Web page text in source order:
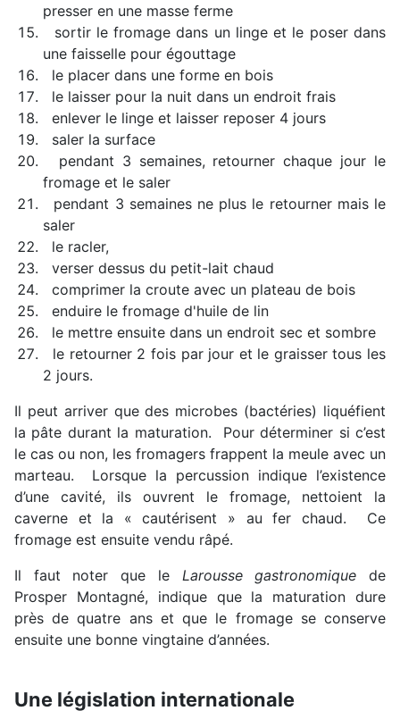
presser en une masse ferme
sortir le fromage dans un linge et le poser dans
une faisselle pour égouttage
le placer dans une forme en bois
le laisser pour la nuit dans un endroit frais
enlever le linge et laisser reposer 4 jours
saler la surface
pendant 3 semaines, retourner chaque jour le
fromage et le saler
pendant 3 semaines ne plus le retourner mais le
saler
le racler,
verser dessus du petit-lait chaud
comprimer la croute avec un plateau de bois
enduire le fromage d'huile de lin
le mettre ensuite dans un endroit sec et sombre
le retourner 2 fois par jour et le graisser tous les
2 jours.
Il peut arriver que des microbes (bactéries) liquéfient
la pâte durant la maturation. Pour déterminer si c’est
le cas ou non, les fromagers frappent la meule avec un
marteau. Lorsque la percussion indique l’existence
d’une cavité, ils ouvrent le fromage, nettoient la
caverne et la « cautérisent » au fer chaud. Ce
fromage est ensuite vendu râpé.
Il faut noter que le Larousse gastronomique de
Prosper Montagné, indique que la maturation dure
près de quatre ans et que le fromage se conserve
ensuite une bonne vingtaine d’années.
Une législation internationale